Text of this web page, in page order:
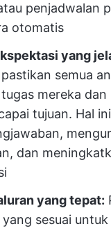
penjadwalan
otomatis
yang
semua
mereka dan
tujuan. Hal
dan
yang tepat:
sesuai